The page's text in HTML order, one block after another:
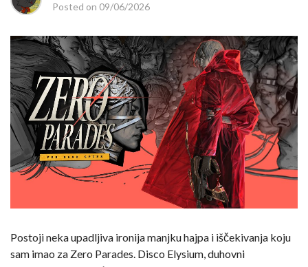
Posted on 09/06/2026
Postoji neka upadljiva ironija manjku hajpa i iščekivanja koju
sam imao za Zero Parades. Disco Elysium, duhovni